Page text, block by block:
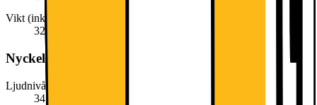
Vikt (inkl. emballage)
32,0 kg
Nyckelspecifikation
Ljudnivå (dB)
34